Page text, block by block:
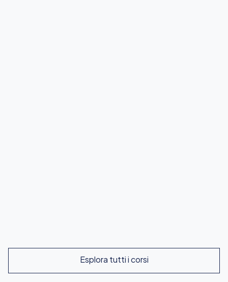
Esplora tutti i corsi